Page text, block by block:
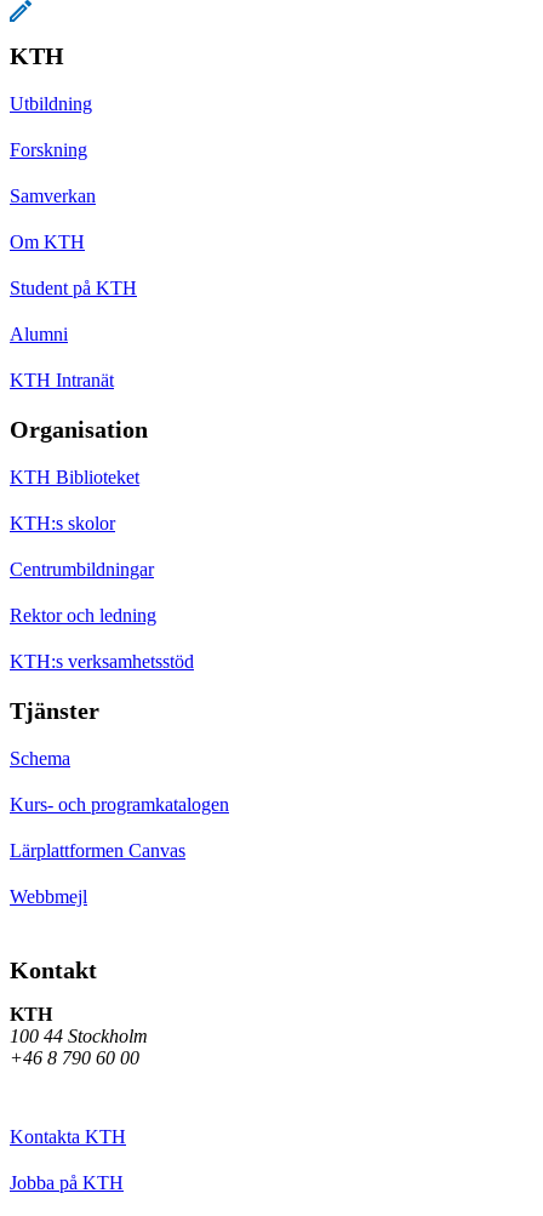
KTH
Utbildning
Forskning
Samverkan
Om KTH
Student på KTH
Alumni
KTH Intranät
Organisation
KTH Biblioteket
KTH:s skolor
Centrumbildningar
Rektor och ledning
KTH:s verksamhetsstöd
Tjänster
Schema
Kurs- och programkatalogen
Lärplattformen Canvas
Webbmejl
Kontakt
KTH
100 44 Stockholm
+46 8 790 60 00
Kontakta KTH
Jobba på KTH